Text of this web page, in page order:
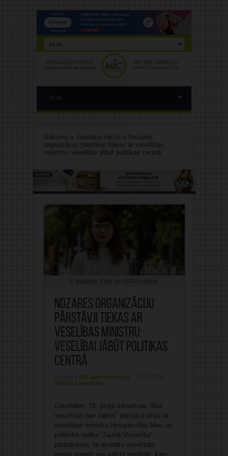
Sākums » Jaunākie raksti » Nozares
organizāciju pārstāvji tiekas ar veselības
ministru: veselībai jābūt politikas centrā
Nozares organizāciju
pārstāvji tiekas ar
veselības ministru:
veselībai jābūt politikas
centrā
MIC Administrācija
Rakstīt komentāru
Ceturtdien, 18. jūnijā iniciatīvas “Bez
veselības nav valsts” pārstāvji tikās ar
veselības ministru Hosamu Abu Meri un
politiskā spēka “Jaunā Vienotība”
pārstāvjiem, lai aicinātu veselības
aprūpi noteikt par valsts prioritāti, kam